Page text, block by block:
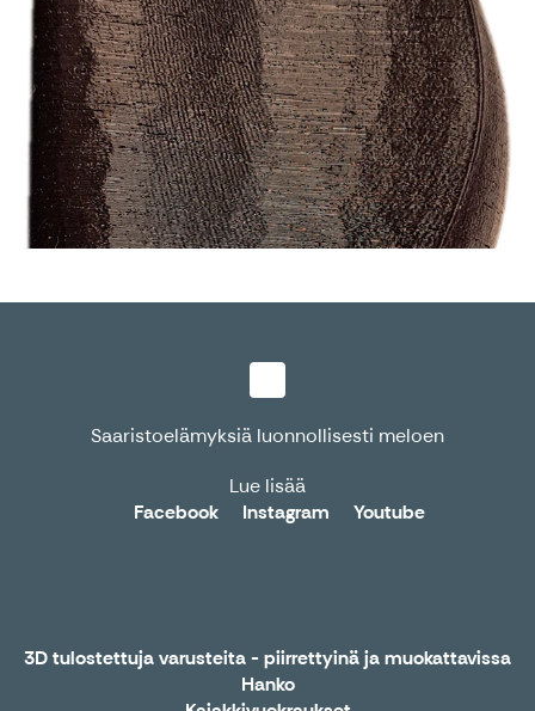
Saaristoelämyksiä luonnollisesti meloen
Lue lisää
Facebook
Instagram Youtube
3D tulostettuja varusteita - piirrettyinä ja muokattavissa
Hanko